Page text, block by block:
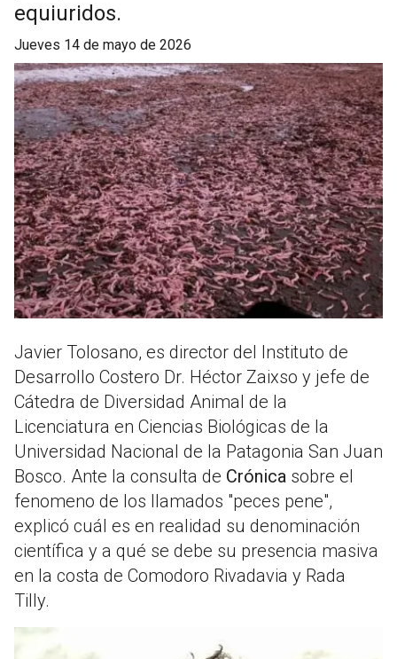
equiuridos.
jueves 14 de mayo de 2026
Javier Tolosano, es director del Instituto de
Desarrollo Costero Dr. Héctor Zaixso y jefe de
Cátedra de Diversidad Animal de la
Licenciatura en Ciencias Biológicas de la
Universidad Nacional de la Patagonia San Juan
Bosco. Ante la consulta de Crónica sobre el
fenomeno de los llamados "peces pene",
explicó cuál es en realidad su denominación
científica y a qué se debe su presencia masiva
en la costa de Comodoro Rivadavia y Rada
Tilly.